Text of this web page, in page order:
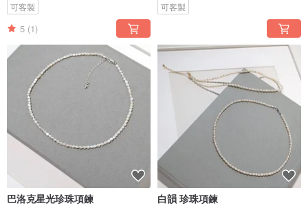
可客製
5 (1)
可客製
巴洛克星光珍珠項鍊 白韻 珍珠項鍊